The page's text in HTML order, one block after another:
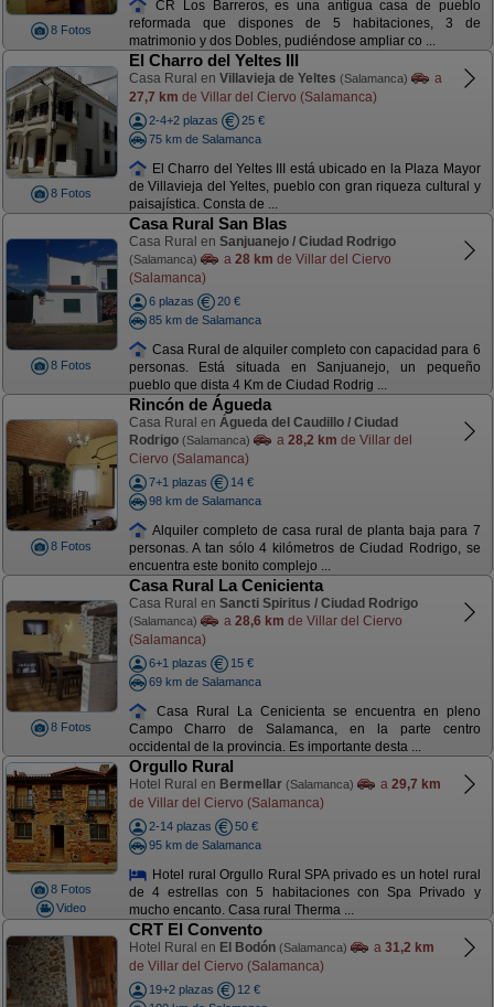
8 Fotos
CR Los Barreros, es una antigua casa de pueblo
reformada que dispones de 5 habitaciones, 3 de
matrimonio y dos Dobles, pudiéndose ampliar co ...
8 Fotos
El Charro del Yeltes III
Casa Rural en Villavieja de Yeltes (Salamanca)
a
27,7 km de Villar del Ciervo (Salamanca)
2-4+2 plazas
25 €
75 km de Salamanca
El Charro del Yeltes III está ubicado en la Plaza Mayor
de Villavieja del Yeltes, pueblo con gran riqueza cultural y
paisajística. Consta de ...
8 Fotos
Casa Rural San Blas
Casa Rural en Sanjuanejo / Ciudad Rodrigo
(Salamanca) a 28 km de Villar del Ciervo
(Salamanca)
6 plazas
20 €
85 km de Salamanca
Casa Rural de alquiler completo con capacidad para 6
personas. Está situada en Sanjuanejo, un pequeño
pueblo que dista 4 Km de Ciudad Rodrig ...
8 Fotos
Rincón de Águeda
Casa Rural en Águeda del Caudillo / Ciudad
Rodrigo (Salamanca) a 28,2 km de Villar del
Ciervo (Salamanca)
7+1 plazas
14 €
98 km de Salamanca
Alquiler completo de casa rural de planta baja para 7
personas. A tan sólo 4 kilómetros de Ciudad Rodrigo, se
encuentra este bonito complejo ...
8 Fotos
Casa Rural La Cenicienta
Casa Rural en Sancti Spiritus / Ciudad Rodrigo
(Salamanca) a 28,6 km de Villar del Ciervo
(Salamanca)
6+1 plazas
15 €
69 km de Salamanca
Casa Rural La Cenicienta se encuentra en pleno
Campo Charro de Salamanca, en la parte centro
occidental de la provincia. Es importante desta ...
8 Fotos
Video
Orgullo Rural
Hotel Rural en Bermellar (Salamanca) a 29,7 km
de Villar del Ciervo (Salamanca)
2-14 plazas
50 €
95 km de Salamanca
Hotel rural Orgullo Rural SPA privado es un hotel rural
de 4 estrellas con 5 habitaciones con Spa Privado y
mucho encanto. Casa rural Therma ...
CRT El Convento
Hotel Rural en El Bodón (Salamanca) a 31,2 km
de Villar del Ciervo (Salamanca)
19+2 plazas
12 €